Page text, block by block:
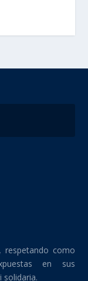
respetando como
en sus
solidaria.